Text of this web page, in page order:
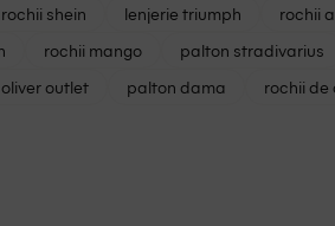
rochii shein lenjerie triumph rochii
rochii mango palton stradivarius
outlet palton dama rochii de